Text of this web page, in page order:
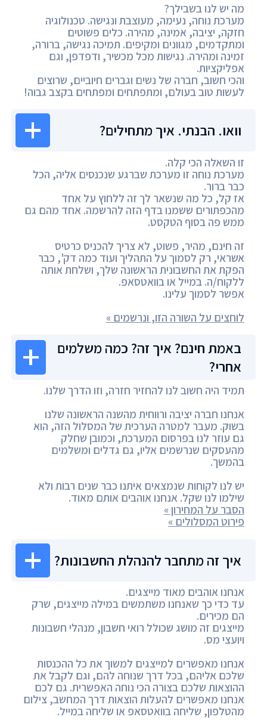
מה יש לנו בשבילך?
מערכת נוחה, נעימה, מעוצבת ונגישה. טכנולוגיה
חזקה, יציבה, אמינה, מהירה. כלים פשוטים
ומתקדמים, מגוונים ומקיפים. תמיכה נגישה, ברורה,
זמינה ומהירה. נגישות מכל מכשיר, ודפדפן, וגם
אפליקציות.
והכי חשוב, חברה של נשים וגברים חיוביים, שרוצים
לעשות טוב בעולם, ומתפתחים ומפתחים בקצב גבוה!
וואו. הבנתי. איך מתחילים?
זו השאלה הכי קלה.
מערכת נוחה זו מערכת שברגע שנכנסים אליה, הכל
כבר ברור.
אז קל, כל מה שנשאר לך זה ללחוץ על אחד
מהכפתורים ששמנו בדף הזה להרשמה. אחד מהם גם
ממש פה בסוף הטקסט.
זה חינם, מהיר, פשוט, לא צריך להכניס כרטיס
אשראי, רק לסמוך על התהליך ועוד כמה דק', כבר
הפקת את החשבונית הראשונה שלך, ושלחת אותה
ללקוח/ה. במייל או בוואטסאפ.
אפשר לסמוך עלינו.
לוחצים על השורה הזו, ונרשמים »
באמת חינם? איך זה? כמה משלמים
אחרי?
תמיד היה חשוב לנו להחזיר חזרה, וזו הדרך שלנו.
אנחנו חברה יציבה ורווחית מהשנה הראשונה שלנו
בשוק. מעבר למטרה הערכית של המסלול הזה, הוא
גם עוזר לנו בפרסום המערכת, וכמובן שחלק
מהעסקים שנרשמים אליו, גם גדלים ומשלמים
בהמשך.
יש לנו לקוחות שנמצאים איתנו כבר שנים רבות ולא
שילמו לנו שקל. אנחנו אוהבים אותם מאוד.
הסבר על המחירון »
פירוט המסלולים »
איך זה מתחבר להנהלת החשבונות?
אנחנו אוהבים מאוד מייצגים.
עד כדי כך שאנחנו משתמשים במילה מייצגים, שרק
הם מכירים.
מייצגים זה מושג שכולל רואי חשבון, מנהלי חשבונות
ויועצי מס.
אנחנו מאפשרים למייצגים למשוך את כל ההכנסות
שלכם אליהם, בכל דרך שנוחה להם, וגם לקבל את
ההוצאות שלכם בצורה הכי נוחה האפשרית. גם לכם
אנחנו מאפשרים להעלות הוצאות דרך המחשב, צילום
מהטלפון, שליחה בוואטסאפ או שליחה במייל.